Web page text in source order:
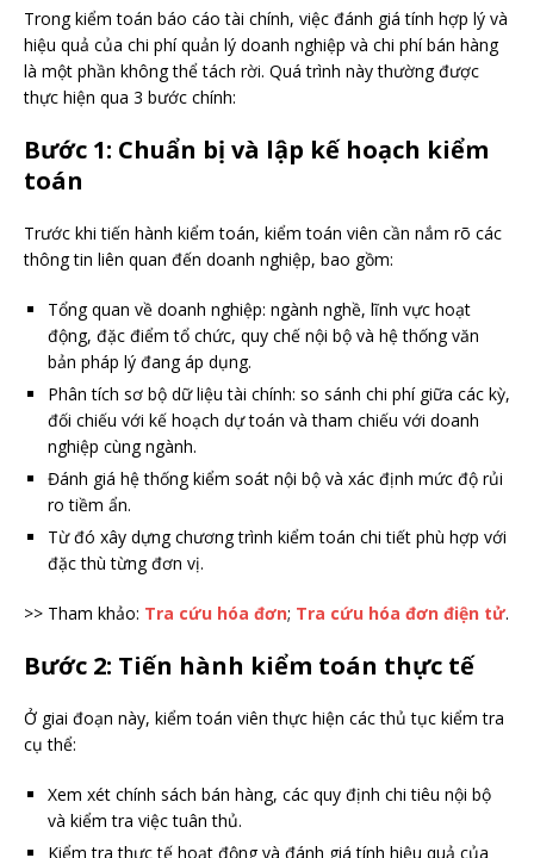
Trong kiểm toán báo cáo tài chính, việc đánh giá tính hợp lý và
hiệu quả của chi phí quản lý doanh nghiệp và chi phí bán hàng
là một phần không thể tách rời. Quá trình này thường được
thực hiện qua 3 bước chính:
Bước 1: Chuẩn bị và lập kế hoạch kiểm
toán
Trước khi tiến hành kiểm toán, kiểm toán viên cần nắm rõ các
thông tin liên quan đến doanh nghiệp, bao gồm:
Tổng quan về doanh nghiệp: ngành nghề, lĩnh vực hoạt
động, đặc điểm tổ chức, quy chế nội bộ và hệ thống văn
bản pháp lý đang áp dụng.
Phân tích sơ bộ dữ liệu tài chính: so sánh chi phí giữa các kỳ,
đối chiếu với kế hoạch dự toán và tham chiếu với doanh
nghiệp cùng ngành.
Đánh giá hệ thống kiểm soát nội bộ và xác định mức độ rủi
ro tiềm ẩn.
Từ đó xây dựng chương trình kiểm toán chi tiết phù hợp với
đặc thù từng đơn vị.
>> Tham khảo: Tra cứu hóa đơn; Tra cứu hóa đơn điện tử.
Bước 2: Tiến hành kiểm toán thực tế
Ở giai đoạn này, kiểm toán viên thực hiện các thủ tục kiểm tra
cụ thể:
Xem xét chính sách bán hàng, các quy định chi tiêu nội bộ
và kiểm tra việc tuân thủ.
Kiểm tra thực tế hoạt động và đánh giá tính hiệu quả của